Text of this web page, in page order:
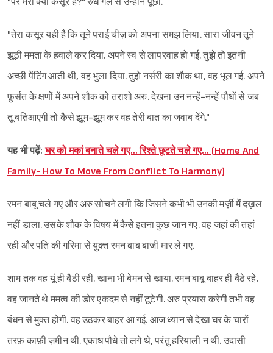
"तेरा कसूर यही है कि तूने पराई चीज़ को अपना समझ लिया. सारा जीवन तूने
झूठी ममता के हवाले कर दिया. अपने स्व से लापरवाह हो गई. तुझे तो इतनी
अच्छी पेंटिंग आती थी, वह भुला दिया. तुझे नर्सरी का शौक था, वह भूल गई. अपने
फ़ुर्सत के क्षणों में अपने शौक को तराशो अरु. देखना उन नन्हें-नन्हें पौधों से जब
तू बतिआएगी तो कैसे झूम-झूम कर वह तेरी बात का जवाब देंगे."
यह भी पढ़ें:घर को मकां बनाते चले गए… रिश्ते छूटते चले गए… (Home And
Family- How To Move From Conflict To Harmony)
रमन बाबू चले गए और अरु सोचने लगी कि जिसने कभी भी उनकी मर्ज़ी में दख़ल
नहीं डाला. उसके शौक के विषय में कैसे इतना कुछ जान गए. वह जहां की तहां
रही और पति की गरिमा से युक्त रमन बाब बाजी मार ले गए.
शाम तक वह यूं ही बैठी रही. खाना भी बेमन से खाया. रमन बाबू बाहर ही बैठे रहे.
वह जानते थे ममत्व की डोर एकदम से नहीं टूटेगी. अरु प्रयास करेगी तभी वह
बंधन से मुक्त होगी. वह उठकर बाहर आ गई. आज ध्यान से देखा घर के चारों
तरफ़ काफ़ी ज़मीन थी. एकाध पौधे तो लगे थे, परंतु हरियाली न थी. उदासी